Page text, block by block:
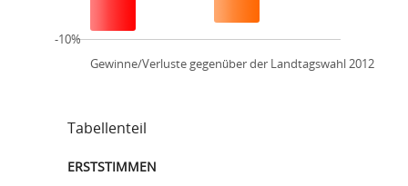
Gewinne/Verluste gegenüber der Landtagswahl 2012
-10%
Tabellenteil
ERSTSTIMMEN